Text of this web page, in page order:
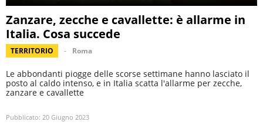
Zanzare, zecche e cavallette: è allarme in
Italia. Cosa succede
TERRITORIO Roma
Le abbondanti piogge delle scorse settimane hanno lasciato il
posto al caldo intenso, e in Italia scatta l'allarme per zecche,
zanzare e cavallette
Pubblicato: 20 Giugno 2023